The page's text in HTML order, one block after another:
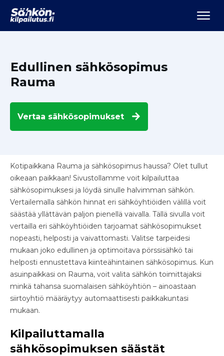
Edullinen sähkösopimus
Rauma
Vertaa sähkösopimukset
Kotipaikkana Rauma ja sähkösopimus haussa? Olet tullut
oikeaan paikkaan! Sivustollamme voit kilpailuttaa
sähkösopimuksesi ja löydä sinulle halvimman sähkön.
Vertailemalla sähkön hinnat eri sähköyhtiöiden välillä voit
säästää yllättävän paljon pienellä vaivalla. Tällä sivulla voit
vertailla eri sähköyhtiöiden tarjoamat sähkösopimukset
nopeasti, helposti ja vaivattomasti. Valitse tarpeidesi
mukaan joko edullinen ja optimoitava pörssisähkö tai
helposti ennustettava kiinteähintainen sähkösopimus. Kun
asuinpaikkasi on Rauma, voit valita sähkön toimittajaksi
minkä tahansa suomalaisen sähköyhtiön – ainoastaan
siirtoyhtiö määräytyy automaattisesti paikkakuntasi
mukaan.
Kilpailuttamalla
sähkösopimuksen säästät